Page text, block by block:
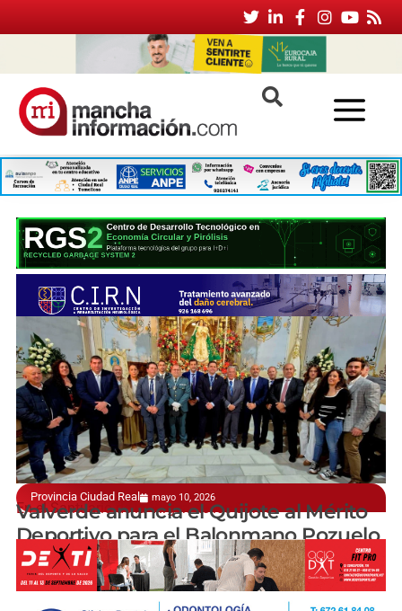
Provincia Ciudad Real mayo 10, 2026
En el Santuario de la Virgen de los Santos
Valverde anuncia el Quijote al Mérito
Deportivo para el Balonmano Pozuelo
manchainformacion.com